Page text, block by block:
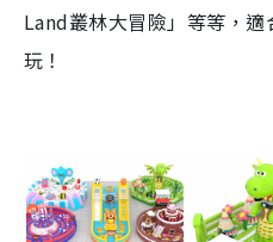
Land叢林大冒險」等等，
玩！